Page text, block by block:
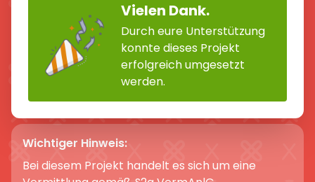
Vielen Dank.
Durch eure Unterstützung
konnte dieses Projekt
erfolgreich umgesetzt
werden.
Wichtiger Hinweis:
Bei diesem Projekt handelt es sich um eine